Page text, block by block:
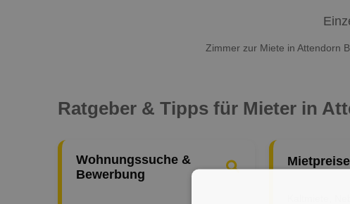
Zimmer zur Miete in Attendorn
Ratgeber & Tipps für Mieter in
Wohnungssuche &
Bewerbung
Kaltmiete,